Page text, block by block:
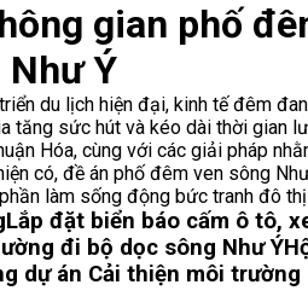
gian phố
Ý
du lịch hiện đại, kinh tế đêm
tăng sức hút và kéo dài thời gian
Hóa, cùng với các giải pháp
có, đề án phố đêm ven sông
làm sống động bức tranh đô
Lắp đặt biển báo cấm ô tô,
đi bộ dọc sông Như Ý
dự án Cải thiện môi trường